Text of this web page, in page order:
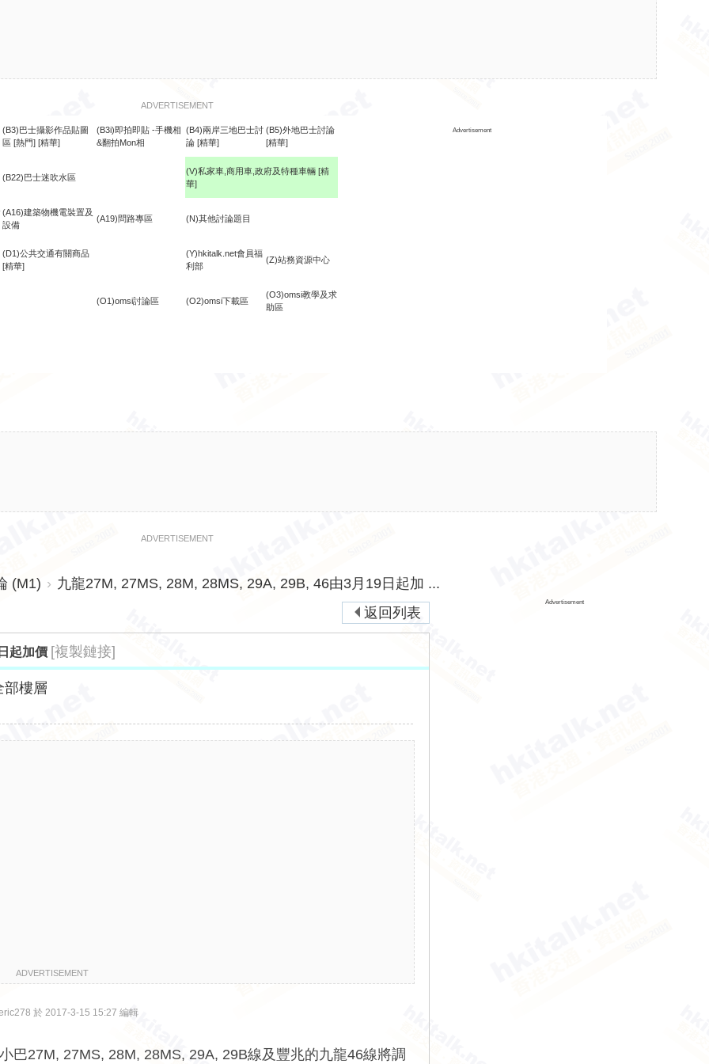
ADVERTISEMENT
(B3)巴士攝影作品貼圖
區 [熱門] [精華]
(B3i)即拍即貼 -手機相
&翻拍Mon相
(B4)兩岸三地巴士討
論 [精華]
(B5)外地巴士討論
[精華]
Advertisement
(B22)巴士迷吹水區
(V)私家車,商用車,政府及特種車輛 [精
華]
(A16)建築物機電裝置及
設備
(A19)問路專區 (N)其他討論題目
(D1)公共交通有關商品
[精華]
(Y)hkitalk.net會員福
利部
(Z)站務資源中心
(O1)omsi討論區 (O2)omsi下載區
(O3)omsi教學及求
助區
ADVERTISEMENT
(M1) › 九龍27M, 27MS, 28M, 28MS, 29A, 29B, 46由3月19日起加 ...
返回列表
起加價 [複製鏈接]
部樓層
ADVERTISEMENT
於 2017-3-15 15:27 編輯
巴27M, 27MS, 28M, 28MS, 29A, 29B線及豐兆的九龍46線將調
Advertisement